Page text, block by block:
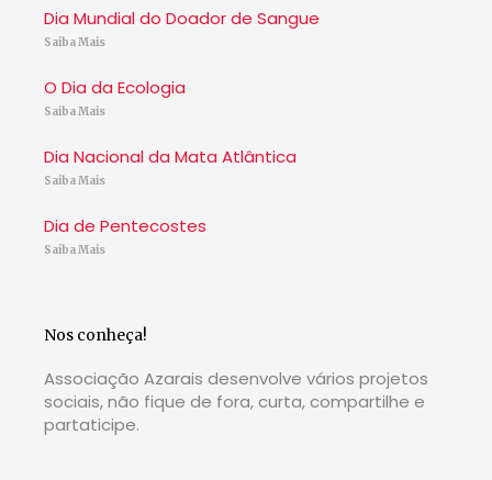
Dia Mundial do Doador de Sangue
Saiba Mais
O Dia da Ecologia
Saiba Mais
Dia Nacional da Mata Atlântica
Saiba Mais
Dia de Pentecostes
Saiba Mais
Nos conheça!
Associação Azarais desenvolve vários projetos
sociais, não fique de fora, curta, compartilhe e
partaticipe.